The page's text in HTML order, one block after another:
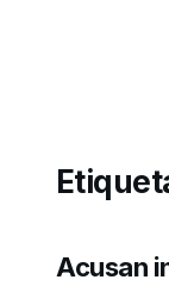
Acusan